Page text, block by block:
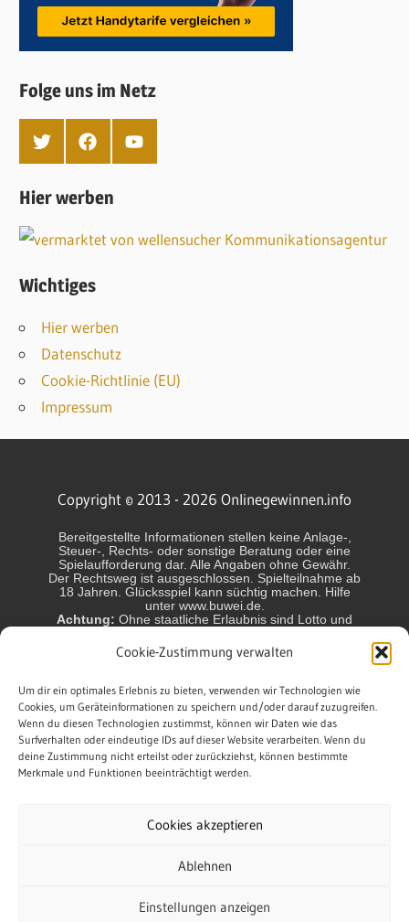
Cookie-Zustimmung verwalten
Um dir ein optimales Erlebnis zu bieten, verwenden wir Technologien wie
Cookies, um Geräteinformationen zu speichern und/oder darauf zuzugreifen.
Wenn du diesen Technologien zustimmst, können wir Daten wie das
Surfverhalten oder eindeutige IDs auf dieser Website verarbeiten. Wenn du
deine Zustimmung nicht erteilst oder zurückziehst, können bestimmte
Merkmale und Funktionen beeinträchtigt werden.
Cookies akzeptieren
Ablehnen
Einstellungen anzeigen
Folge uns im Netz
T
w
t
t
r
F
a
e
b
o
k
Y
e
Hier werben
Wichtiges
Hier werben
Datenschutz
Cookie-Richtlinie (EU)
Impressum
Copyright © 2013 - 2026 Onlinegewinnen.info
Bereitgestellte Informationen stellen keine Anlage-,
Steuer-, Rechts- oder sonstige Beratung oder eine
Spielaufforderung dar. Alle Angaben ohne Gewähr.
Der Rechtsweg ist ausgeschlossen. Spielteilnahme ab
18 Jahren. Glücksspiel kann süchtig machen. Hilfe
unter www.buwei.de.
Achtung: Ohne staatliche Erlaubnis sind Lotto und
Ländern nicht erlaubt und können strafbar sein! Jeder
Spieler handelt in eigener Verantwortung. Wir sind
Die Gewinnchancen sind variabel. Chance auf
Höchstgewinn ca.: Lotto 6aus49 1:140 Mio.,
EuroMillions 1:140 Mio., EuroJackpot 1:140 Mio.,
GlücksSpirale 1:10 Mio., Keno 1:2,1 Mio., Spiel 77
1:10Mio., Super 6 1:1 Mio., Powerball 1:292 Mio.,
BinGO! 1:1,3 Mio.
nichts.)